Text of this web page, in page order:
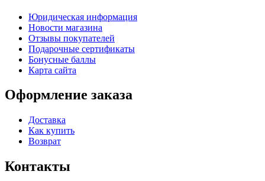
Юридическая информация
Новости магазина
Отзывы покупателей
Подарочные сертификаты
Бонусные баллы
Карта сайта
Оформление заказа
Доставка
Как купить
Возврат
Контакты